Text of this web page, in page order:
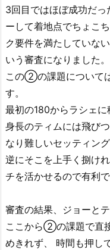
3回目ではほぼ成功だ
ーして着地点でちょこ
ク要件を満たしていな
いう審査になりました。
この②の課題について
す。
最初の180からラシェ
身長のティムには飛び
なり難しいセッティン
逆にそこを上手く捌け
チを活かせるので有利で
審査の結果、ジョーと
ここから②の課題で直
めきれず、 時間も押し